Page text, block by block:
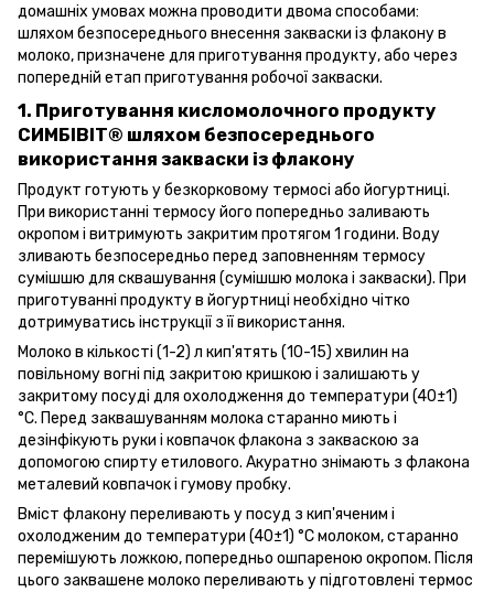
домашніх умовах можна проводити двома способами:
шляхом безпосереднього внесення закваски із флакону в
молоко, призначене для приготування продукту, або через
попередній етап приготування робочої закваски.
1. Приготування кисломолочного продукту
СИМБІВІТ® шляхом безпосереднього
використання закваски із флакону
Продукт готують у безкорковому термосі або йогуртниці.
При використанні термосу його попередньо заливають
окропом і витримують закритим протягом 1 години. Воду
зливають безпосередньо перед заповненням термосу
сумішшю для сквашування (сумішшю молока і закваски). При
приготуванні продукту в йогуртниці необхідно чітко
дотримуватись інструкції з її використання.
Молоко в кількості (1-2) л кип'ятять (10-15) хвилин на
повільному вогні під закритою кришкою і залишають у
закритому посуді для охолодження до температури (40±1)
°С. Перед заквашуванням молока старанно миють і
дезінфікують руки і ковпачок флакона з закваскою за
допомогою спирту етилового. Акуратно знімають з флакона
металевий ковпачок і гумову пробку.
Вміст флакону переливають у посуд з кип'яченим і
охолодженим до температури (40±1) °С молоком, старанно
перемішують ложкою, попередньо ошпареною окропом. Після
цього заквашене молоко переливають у підготовлені термос